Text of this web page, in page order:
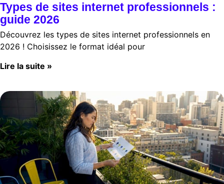
Types de sites internet professionnels :
guide 2026
Découvrez les types de sites internet professionnels en
2026 ! Choisissez le format idéal pour
Lire la suite »